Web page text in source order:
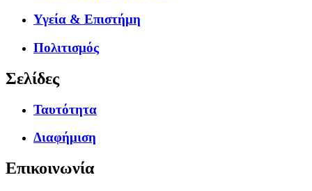
Υγεία & Επιστήμη
Πολιτισμός
Σελίδες
Ταυτότητα
Διαφήμιση
Επικοινωνία